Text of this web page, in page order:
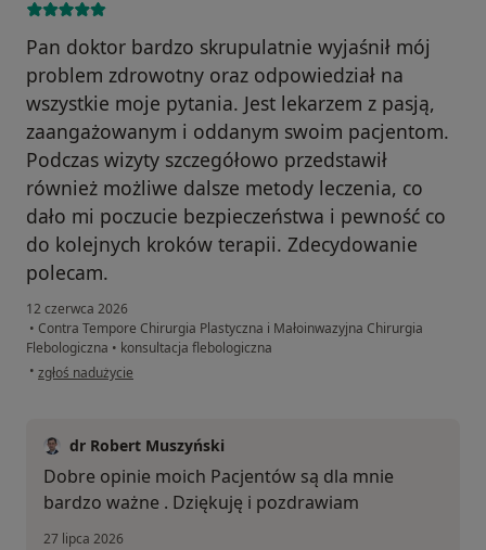
Pan doktor bardzo skrupulatnie wyjaśnił mój
problem zdrowotny oraz odpowiedział na
wszystkie moje pytania. Jest lekarzem z pasją,
zaangażowanym i oddanym swoim pacjentom.
Podczas wizyty szczegółowo przedstawił
również możliwe dalsze metody leczenia, co
dało mi poczucie bezpieczeństwa i pewność co
do kolejnych kroków terapii. Zdecydowanie
polecam.
12 czerwca 2026
• Contra Tempore Chirurgia Plastyczna i Małoinwazyjna Chirurgia
Flebologiczna • konsultacja flebologiczna
• w opinii użytkownika Natalia
zgłoś nadużycie
dr Robert Muszyński
Dobre opinie moich Pacjentów są dla mnie
bardzo ważne . Dziękuję i pozdrawiam
27 lipca 2026